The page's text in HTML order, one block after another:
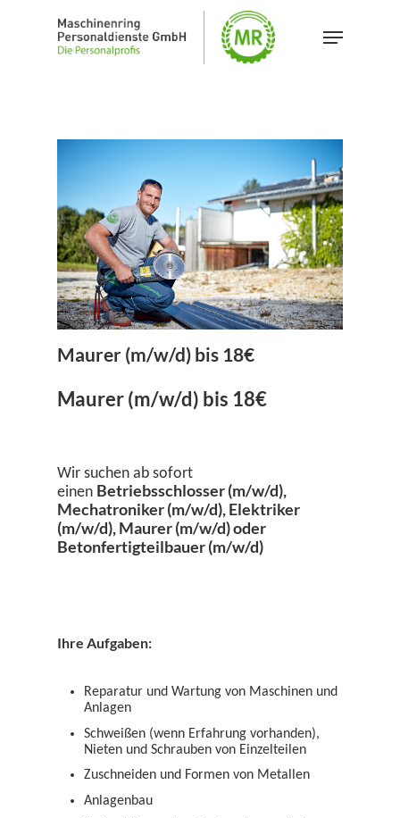
Menu
Maurer (m/w/d) bis 18€
Maurer (m/w/d) bis 18€
Wir suchen ab sofort
einen Betriebsschlosser (m/w/d),
Mechatroniker (m/w/d), Elektriker
(m/w/d), Maurer (m/w/d) oder
Betonfertigteilbauer (m/w/d)
Ihre Aufgaben:
Reparatur und Wartung von Maschinen und
Anlagen
Schweißen (wenn Erfahrung vorhanden),
Nieten und Schrauben von Einzelteilen
Zuschneiden und Formen von Metallen
Anlagenbau